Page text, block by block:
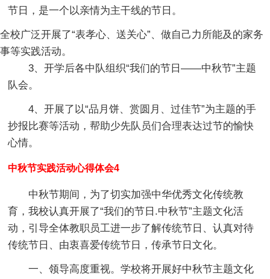
节日，是一个以亲情为主干线的节日。
全校广泛开展了“表孝心、送关心”、做自己力所能及的家务
事等实践活动。
3、开学后各中队组织“我们的节日——中秋节”主题
队会。
4、开展了以“品月饼、赏圆月、过佳节”为主题的手
抄报比赛等活动，帮助少先队员们合理表达过节的愉快
心情。
中秋节实践活动心得体会4
中秋节期间，为了切实加强中华优秀文化传统教
育，我校认真开展了“我们的节日.中秋节”主题文化活
动，引导全体教职员工进一步了解传统节日、认真对待
传统节日、由衷喜爱传统节日，传承节日文化。
一、领导高度重视。学校将开展好中秋节主题文化